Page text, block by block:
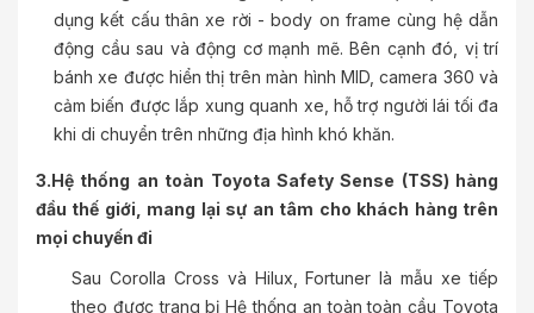
dụng kết cấu thân xe rời - body on frame cùng hệ dẫn
động cầu sau và động cơ mạnh mẽ. Bên cạnh đó, vị trí
bánh xe được hiển thị trên màn hình MID, camera 360 và
cảm biến được lắp xung quanh xe, hỗ trợ người lái tối đa
khi di chuyển trên những địa hình khó khăn.
3.Hệ thống an toàn Toyota Safety Sense (TSS) hàng
đầu thế giới, mang lại sự an tâm cho khách hàng trên
mọi chuyến đi
Sau Corolla Cross và Hilux, Fortuner là mẫu xe tiếp
theo được trang bị Hệ thống an toàn toàn cầu Toyota